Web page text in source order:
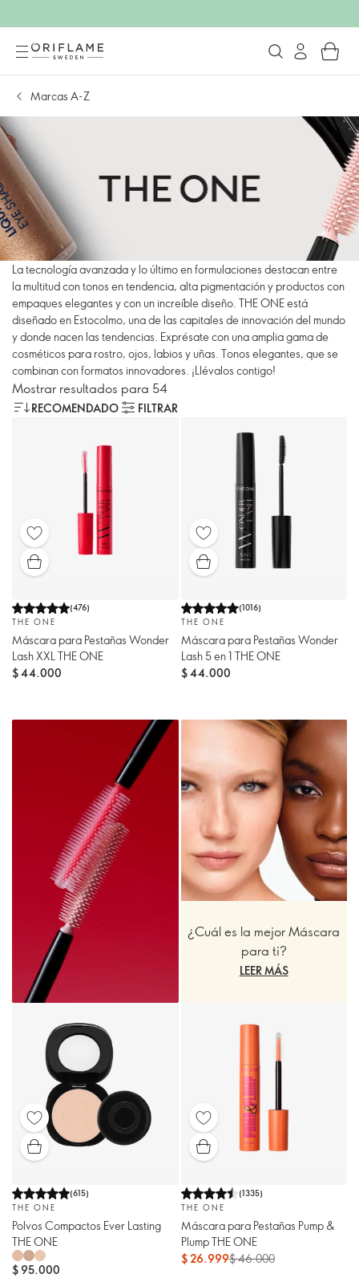
Marcas A-Z
La tecnología avanzada y lo último en formulaciones destacan entre
la multitud con tonos en tendencia, alta pigmentación y productos con
empaques elegantes y con un increíble diseño. THE ONE está
diseñado en Estocolmo, una de las capitales de innovación del mundo
y donde nacen las tendencias. Exprésate con una amplia gama de
cosméticos para rostro, ojos, labios y uñas. Tonos elegantes, que se
combinan con formatos innovadores. ¡Llévalos contigo!
Mostrar resultados para 54
RECOMENDADO FILTRAR
(476)
THE ONE
Máscara para Pestañas Wonder
Lash XXL THE ONE
$ 44.000
(1016)
THE ONE
Máscara para Pestañas Wonder
Lash 5 en 1 THE ONE
$ 44.000
¿Cuál es la mejor Máscara
para ti?
LEER MÁS
(615)
THE ONE
Polvos Compactos Ever Lasting
THE ONE
$ 95.000
(1335)
THE ONE
Máscara para Pestañas Pump &
Plump THE ONE
$ 26.999$ 46.000